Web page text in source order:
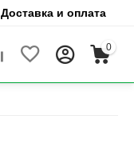
Доставка и оплата
0